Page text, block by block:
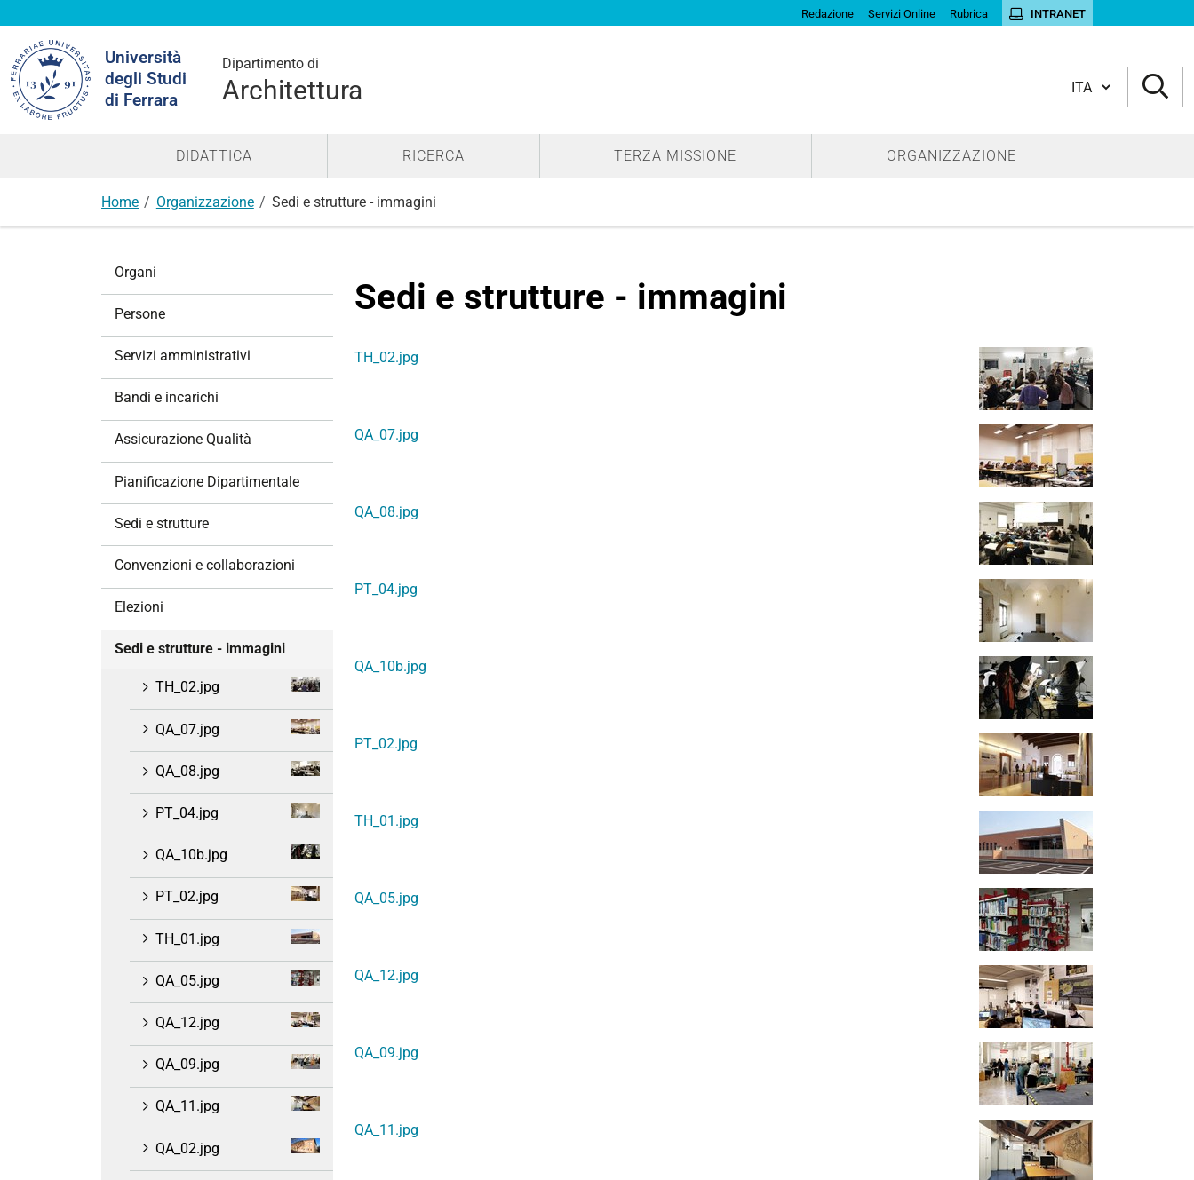
Redazione Servizi Online Rubrica INTRANET
Università
degli Studi
di Ferrara
Dipartimento di
Architettura
nel
sito
Cambia lingua
DIDATTICA RICERCA TERZA MISSIONE ORGANIZZAZIONE
Home Organizzazione Sedi e strutture - immagini
Sedi e strutture - immagini
TH_02.jpg
QA_07.jpg
QA_08.jpg
PT_04.jpg
QA_10b.jpg
PT_02.jpg
TH_01.jpg
QA_05.jpg
QA_12.jpg
QA_09.jpg
QA_11.jpg
Organi
Persone
Servizi amministrativi
Bandi e incarichi
Assicurazione Qualità
Pianificazione Dipartimentale
Sedi e strutture
Convenzioni e collaborazioni
Elezioni
Sedi e strutture - immagini
TH_02.jpg
QA_07.jpg
QA_08.jpg
PT_04.jpg
QA_10b.jpg
PT_02.jpg
TH_01.jpg
QA_05.jpg
QA_12.jpg
QA_09.jpg
QA_11.jpg
QA_02.jpg